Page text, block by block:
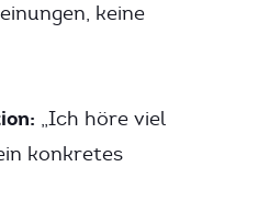
keine
„Ich höre viel
konkretes